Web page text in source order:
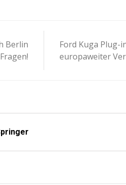
Berlin
Ford Kuga Plug-
europaweiter